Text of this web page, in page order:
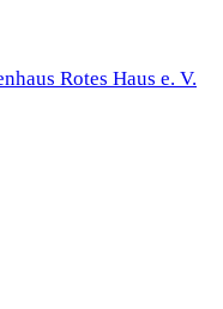
Rotes Haus e. V.